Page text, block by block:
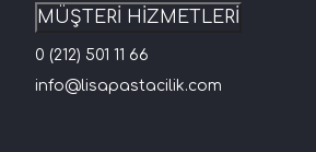
MÜŞTERİ HİZMETLERİ
0 (212) 501 11 66
info@lisapastacilik.com